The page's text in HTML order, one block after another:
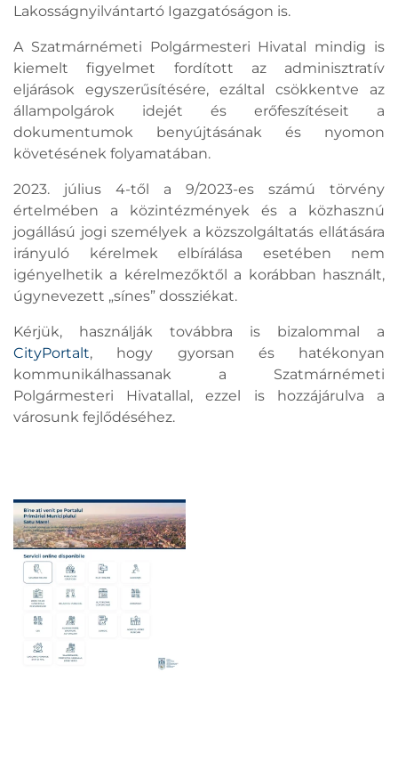
Lakosságnyilvántartó Igazgatóságon is.
A Szatmárnémeti Polgármesteri Hivatal mindig is
kiemelt figyelmet fordított az adminisztratív
eljárások egyszerűsítésére, ezáltal csökkentve az
állampolgárok idejét és erőfeszítéseit a
dokumentumok benyújtásának és nyomon
követésének folyamatában.
2023. július 4-től a 9/2023-es számú törvény
értelmében a közintézmények és a közhasznú
jogállású jogi személyek a közszolgáltatás ellátására
irányuló kérelmek elbírálása esetében nem
igényelhetik a kérelmezőktől a korábban használt,
úgynevezett „sínes” dossziékat.
Kérjük, használják továbbra is bizalommal a
CityPortalt, hogy gyorsan és hatékonyan
kommunikálhassanak a Szatmárnémeti
Polgármesteri Hivatallal, ezzel is hozzájárulva a
városunk fejlődéséhez.